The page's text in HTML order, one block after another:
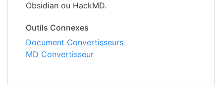
Obsidian ou HackMD.
Outils Connexes
Document Convertisseurs
MD Convertisseur